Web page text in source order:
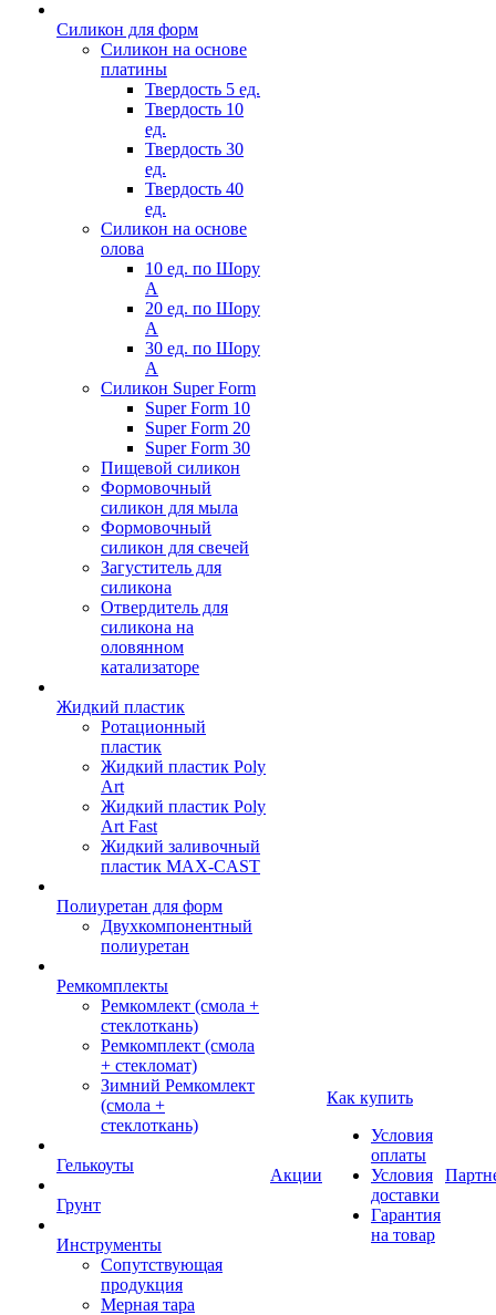
Силикон для форм
Силикон на основе
платины
Твердость 5 ед.
Твердость 10
ед.
Твердость 30
ед.
Твердость 40
ед.
Силикон на основе
олова
10 ед. по Шору
А
20 ед. по Шору
А
30 ед. по Шору
А
Силикон Super Form
Super Form 10
Super Form 20
Super Form 30
Пищевой силикон
Формовочный
силикон для мыла
Формовочный
силикон для свечей
Загуститель для
силикона
Отвердитель для
силикона на
оловянном
катализаторе
Жидкий пластик
Ротационный
пластик
Жидкий пластик Poly
Art
Жидкий пластик Poly
Art Fast
Жидкий заливочный
пластик MAX-CAST
Полиуретан для форм
Двухкомпонентный
полиуретан
Ремкомплекты
Ремкомлект (смола +
стеклоткань)
Ремкомплект (смола
+ стекломат)
Зимний Ремкомлект
(смола +
стеклоткань)
Гелькоуты
Грунт
Инструменты
Сопутствующая
продукция
Мерная тара
Акции
Как купить
Условия
оплаты
Условия
доставки
Гарантия
на товар